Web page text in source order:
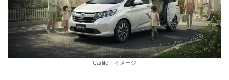
Carlife・イメージ